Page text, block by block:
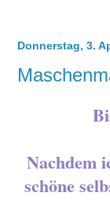
Donnerstag, 3.
Nachdem
schöne